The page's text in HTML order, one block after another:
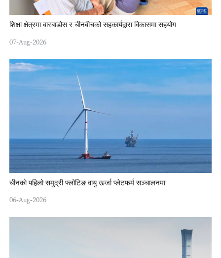
शिक्षा क्षेत्रमा बारबाडोस र चीनबीचको सहकार्यद्वारा विकासमा सहयोग
07-Aug-2026
चीनको पहिलो समुद्री फ्लोटिङ वायु ऊर्जा प्लेटफर्म सञ्चालनमा
06-Aug-2026